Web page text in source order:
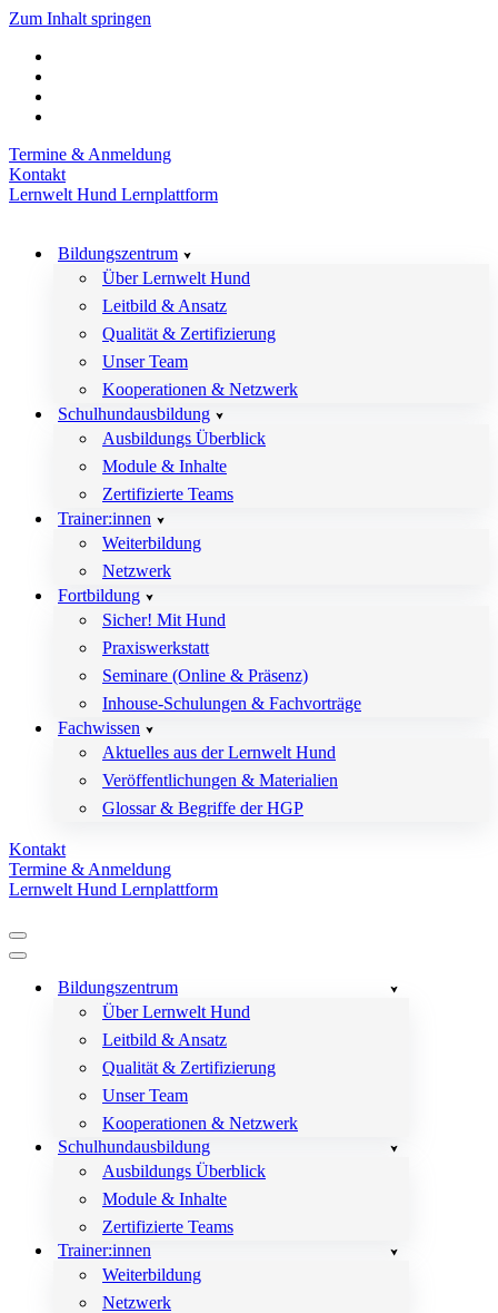
Zum Inhalt springen
Termine & Anmeldung
Kontakt
Lernwelt Hund Lernplattform
Bildungszentrum
Über Lernwelt Hund
Leitbild & Ansatz
Qualität & Zertifizierung
Unser Team
Kooperationen & Netzwerk
Schulhundausbildung
Ausbildungs Überblick
Module & Inhalte
Zertifizierte Teams
Trainer:innen
Weiterbildung
Netzwerk
Fortbildung
Sicher! Mit Hund
Praxiswerkstatt
Seminare (Online & Präsenz)
Inhouse-Schulungen & Fachvorträge
Fachwissen
Aktuelles aus der Lernwelt Hund
Veröffentlichungen & Materialien
Glossar & Begriffe der HGP
Kontakt
Termine & Anmeldung
Lernwelt Hund Lernplattform
Navigationsmenü
Navigationsmenü
Bildungszentrum
Über Lernwelt Hund
Leitbild & Ansatz
Qualität & Zertifizierung
Unser Team
Kooperationen & Netzwerk
Schulhundausbildung
Ausbildungs Überblick
Module & Inhalte
Zertifizierte Teams
Trainer:innen
Weiterbildung
Netzwerk